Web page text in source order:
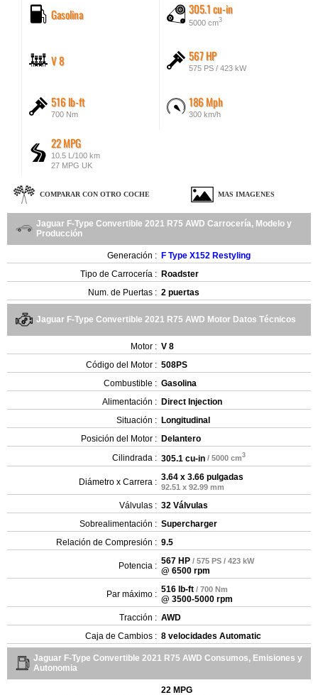
Gasolina 305.1 cu-in
5000 cm3
V 8 567 HP
575 PS / 423 kW
516 lb-ft
700 Nm
186 Mph
300 km/h
22 MPG
10.5 L/100 km
27 MPG UK
COMPARAR CON OTRO COCHE MAS IMAGENES
Jaguar F-Type Convertible 2021 R75 AWD Carrocería, Modelo y
Producción
Generación : F Type X152 Restyling
Tipo de Carrocería : Roadster
Num. de Puertas : 2 puertas
Jaguar F-Type Convertible 2021 R75 AWD Motor Datos Técnicos
Motor : V 8
Código del Motor : 508PS
Combustible : Gasolina
Alimentación : Direct Injection
Situación : Longitudinal
Posición del Motor : Delantero
Cilindrada : 305.1 cu-in / 5000 cm3
Diámetro x Carrera : 3.64 x 3.66 pulgadas
92.51 x 92.99 mm
Válvulas : 32 Válvulas
Sobrealimentación : Supercharger
Relación de Compresión : 9.5
Potencia : 567 HP / 575 PS / 423 kW
@ 6500 rpm
Par máximo : 516 lb-ft / 700 Nm
@ 3500-5000 rpm
Tracción : AWD
Caja de Cambios : 8 velocidades Automatic
Jaguar F-Type Convertible 2021 R75 AWD Consumos, Emisiones y
Autonomia
22 MPG